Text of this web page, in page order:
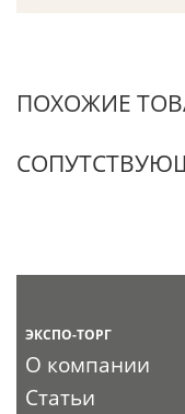
ПОХОЖИЕ
ЭКСПО-ТОРГ
О компании
Статьи